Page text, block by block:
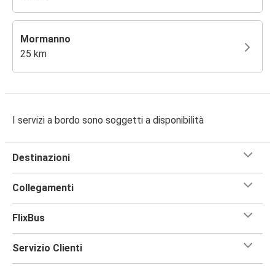
Mormanno
25 km
I servizi a bordo sono soggetti a disponibilità
Destinazioni
Collegamenti
FlixBus
Servizio Clienti